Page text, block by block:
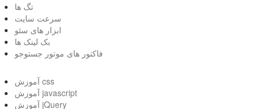
تگ ها
سرعت سایت
ابزار های سئو
بک لینک ها
فاکتور های موتور جستوجو
آموزش css
آموزش javascript
آموزش jQuery